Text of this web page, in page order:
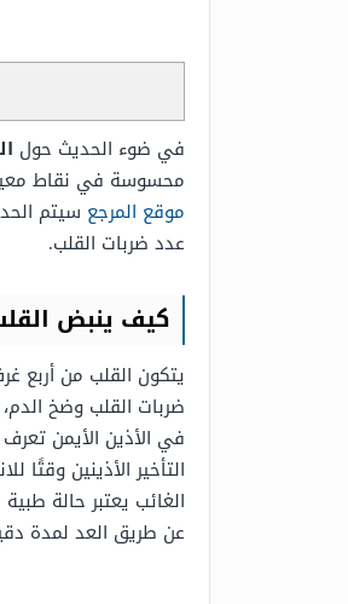
في ضوء الحديث حول
محسوسة في نقاط
موقع المرجع سيتم
عدد ضربات القلب.
كيف ينبض
يتكون القلب من أربع
ضربات القلب وضخ
في الأذين الأيمن
التأخير الأذينين
الغائب يعتبر حالة
عن طريق العد لمدة دقيقة